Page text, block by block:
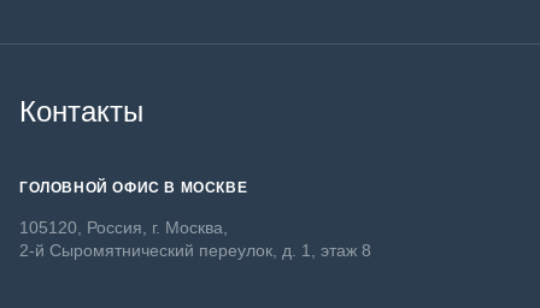
Контакты
ГОЛОВНОЙ ОФИС В МОСКВЕ
105120, Россия, г. Москва,
2-й Сыромятнический переулок, д. 1, этаж 8